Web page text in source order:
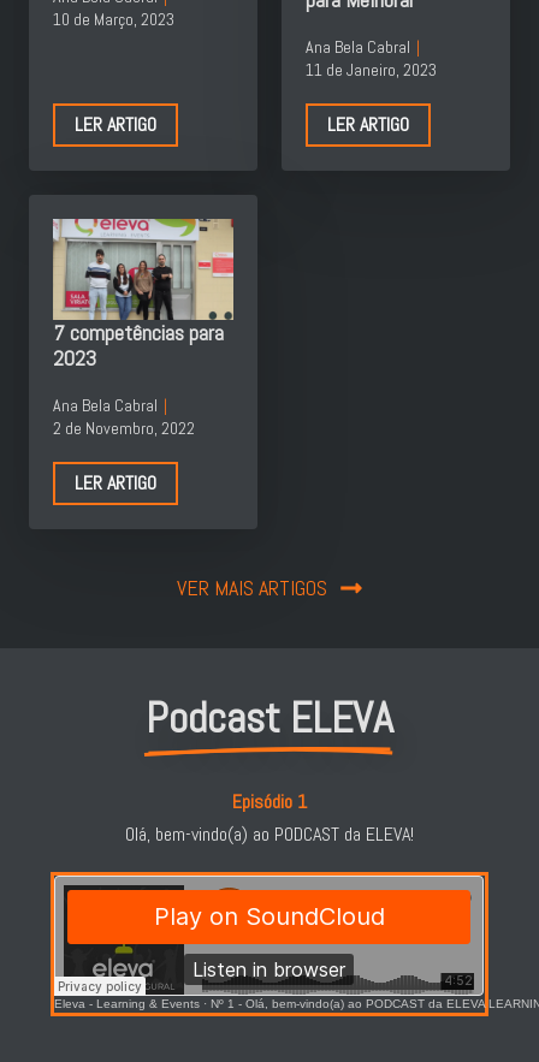
10 de Março, 2023
LER ARTIGO
Ana Bela Cabral
11 de Janeiro, 2023
LER ARTIGO
7 competências para
2023
Ana Bela Cabral
2 de Novembro, 2022
LER ARTIGO
VER MAIS ARTIGOS
Podcast ELEVA
Episódio 1
Olá, bem-vindo(a) ao PODCAST da ELEVA!
Eleva - Learning & Events · Nº 1 - Olá, bem-vindo(a) ao PODCAST da ELEVA